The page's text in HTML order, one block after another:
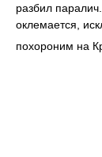
разбил
оклемается,
похороним на